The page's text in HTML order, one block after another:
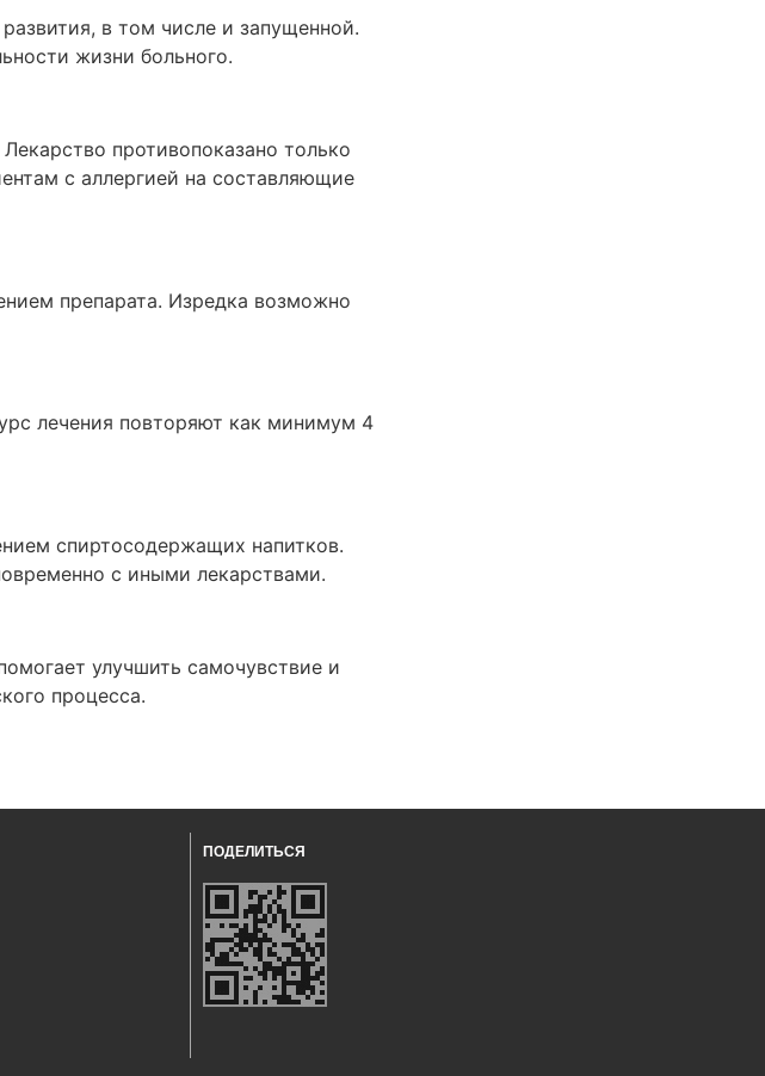
в том числе и запущенной.
жизни больного.
противопоказано только
с аллергией на составляющие
препарата. Изредка возможно
лечения повторяют как минимум 4
спиртосодержащих напитков.
с иными лекарствами.
улучшить самочувствие и
процесса.
ПОДЕЛИТЬСЯ